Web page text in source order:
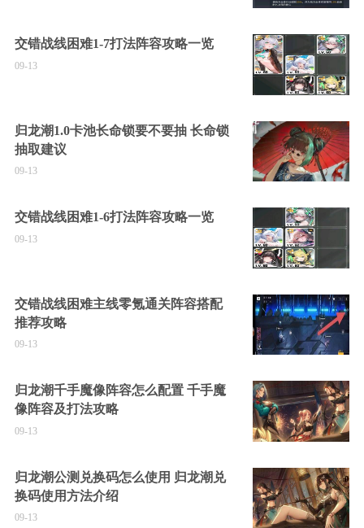
交错战线困难1-7打法阵容攻略一览
09-13
归龙潮1.0卡池长命锁要不要抽 长命锁
抽取建议
09-13
交错战线困难1-6打法阵容攻略一览
09-13
交错战线困难主线零氪通关阵容搭配
推荐攻略
09-13
归龙潮千手魔像阵容怎么配置 千手魔
像阵容及打法攻略
09-13
归龙潮公测兑换码怎么使用 归龙潮兑
换码使用方法介绍
09-13